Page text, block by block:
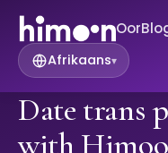
Oor
Afrikaans▾
Date trans
with